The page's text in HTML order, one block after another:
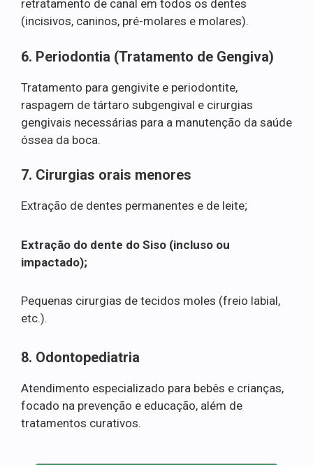
retratamento de canal em todos os dentes
(incisivos, caninos, pré-molares e molares).
6. Periodontia (Tratamento de Gengiva)
Tratamento para gengivite e periodontite,
raspagem de tártaro subgengival e cirurgias
gengivais necessárias para a manutenção da saúde
óssea da boca.
7. Cirurgias orais menores
Extração de dentes permanentes e de leite;
Extração do dente do Siso (incluso ou
impactado);
Pequenas cirurgias de tecidos moles (freio labial,
etc.).
8. Odontopediatria
Atendimento especializado para bebês e crianças,
focado na prevenção e educação, além de
tratamentos curativos.